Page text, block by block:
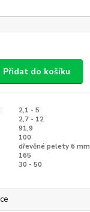
Přidat do košíku
2,1 - 5
2,7 - 12
91,9
100
dřevěné pelety 6 mm
165
30 - 50